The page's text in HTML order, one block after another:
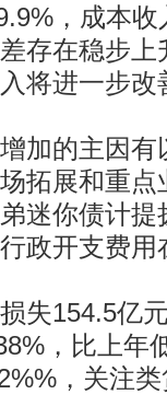
，成本
存在稳步上
将进一步改
的主因有
拓展和重
迷你债计提
政开支费用
154.5亿元
，比上年
，关注